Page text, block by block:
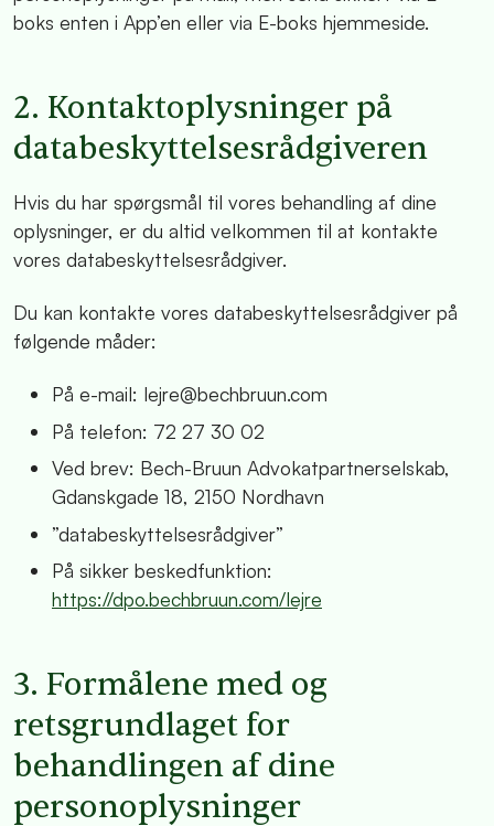
boks enten i App’en eller via E-boks hjemmeside.
2. Kontaktoplysninger på
databeskyttelsesrådgiveren
Hvis du har spørgsmål til vores behandling af dine
oplysninger, er du altid velkommen til at kontakte
vores databeskyttelsesrådgiver.
Du kan kontakte vores databeskyttelsesrådgiver på
følgende måder:
På e-mail: lejre@bechbruun.com
På telefon: 72 27 30 02
Ved brev: Bech-Bruun Advokatpartnerselskab,
Gdanskgade 18, 2150 Nordhavn
”databeskyttelsesrådgiver”
På sikker beskedfunktion:
https://dpo.bechbruun.com/lejre
3. Formålene med og
retsgrundlaget for
behandlingen af dine
personoplysninger